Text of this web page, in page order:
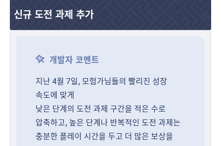
신규 도전 과제 추가
개발자 코멘트
지난 4월 7일, 모험가님들의 빨리진 성장
속도에 맞게
낮은 단계의 도전 과제 구간을 적은 수로
압축하고, 높은 단계나 반복적인 도전 과제는
충분한 플레이 시간을 두고 더 많은 보상을